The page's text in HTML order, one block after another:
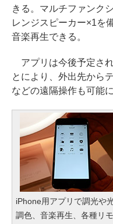
きる。マルチファンク
レンジスピーカー×1を
音楽再生できる。
アプリは今後予定さ
とにより、外出先から
などの遠隔操作も可能
iPhone用アプリで調光や
調色、音楽再生、各種リ